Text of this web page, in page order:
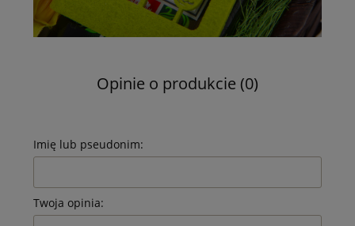
Opinie o produkcie (0)
Imię lub pseudonim:
Twoja opinia: